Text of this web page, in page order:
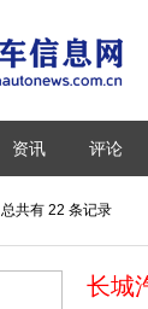
资讯 评论
总共有 22 条记录
长城